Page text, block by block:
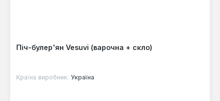
Піч-булер'ян Vesuvi (варочна + скло)
Країна виробник: Україна